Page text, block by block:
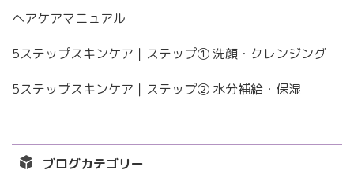
ヘアケアマニュアル
5ステップスキンケア｜ステップ① 洗顔・クレンジング
5ステップスキンケア｜ステップ② 水分補給・保湿
ブログカテゴリー